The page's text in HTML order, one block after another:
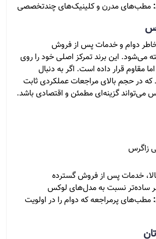
مطب‌های مدرن و کلینیک‌های چندتخصصی
دوام و خدمات پس از فروش
می‌شود. این برند تمرکز اصلی خود را روی
مقاوم قرار داده است. اگر به دنبال
در حجم بالای مراجعات عملکردی ثابت
می‌تواند گزینه‌ای مطمئن و اقتصادی باشد.
زاگرس
خدمات پس از فروش گسترده
ساده‌تر نسبت به مدل‌های لوکس
مطب‌های پرمراجعه که دوام را در اولویت